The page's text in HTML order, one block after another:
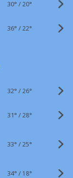
30° /20°
36° /22°
32° /26°
31° /28°
33° /25°
34° / 18°